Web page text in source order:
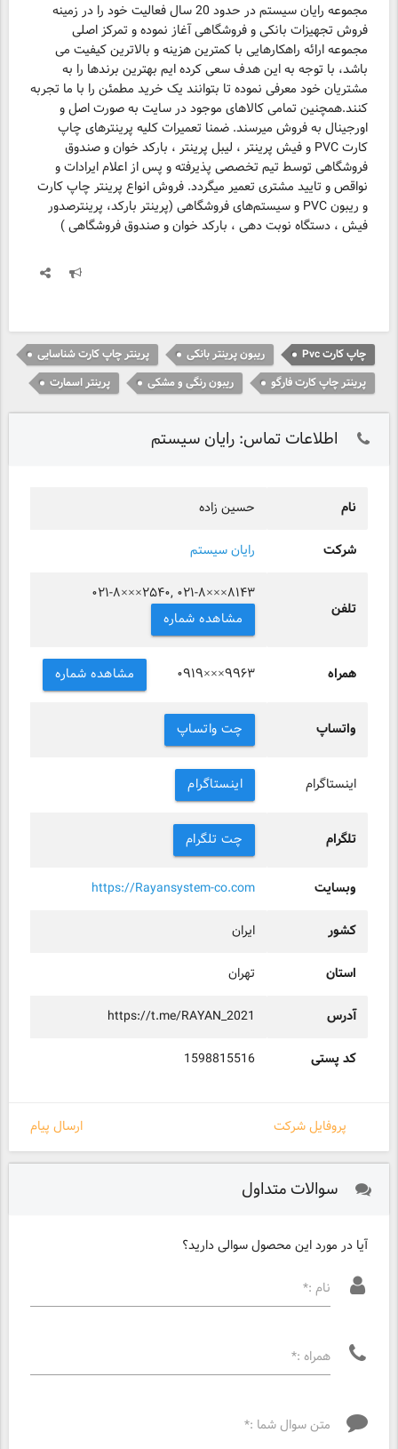
مجموعه رایان سیستم در حدود 20 سال فعالیت خود را در زمینه
فروش تجهیزات بانکی و فروشگاهی آغاز نموده و تمرکز اصلی
مجموعه ارائه راهکارهایی با کمترین هزینه و بالاترین کیفیت می
باشد، با توجه به این هدف سعی کرده ایم بهترین برندها را به
مشتریان خود معرفی نموده تا بتوانند یک خرید مطمئن را با ما تجربه
کنند.همچنین تمامی کالاهای موجود در سایت به صورت اصل و
اورجینال به فروش میرسند. ضمنا تعمیرات کلیه پرینترهای چاپ
کارت PVC و فیش پرینتر ، لیبل پرینتر ، بارکد خوان و صندوق
فروشگاهی توسط تیم تخصصی پذیرفته و پس از اعلام ایرادات و
نواقص و تایید مشتری تعمیر میگردد. فروش انواع پرینتر چاپ کارت
و ریبون PVC و سیستم‌های فروشگاهی (پرینتر بارکد، پرینترصدور
فیش ، دستگاه نوبت دهی ، بارکد خوان و صندوق فروشگاهی )
چاپ کارت Pvc ریبون پرینتر بانکی
پرینتر چاپ کارت شناسایی
پرینتر چاپ کارت فارگو
ریبون رنگی و مشکی پرینتر اسمارت
اطلاعات تماس: رایان سیستم
نام حسین زاده
شرکت رایان سیستم
تلفن
۰۲۱-۸×××۲۵۴۰, ۰۲۱-۸×××۸۱۴۳
مشاهده شماره
همراه ۰۹۱۹×××۹۹۶۳ مشاهده شماره
واتساپ چت واتساپ
اینستاگرام اینستاگرام
تلگرام چت تلگرام
وبسایت https://Rayansystem-co.com
کشور ایران
استان تهران
آدرس https://t.me/RAYAN_2021
کد پستی 1598815516
ارسال پیام پروفایل شرکت
سوالات متداول
آیا در مورد این محصول سوالی دارید؟
نام :*
همراه :*
متن سوال شما :*